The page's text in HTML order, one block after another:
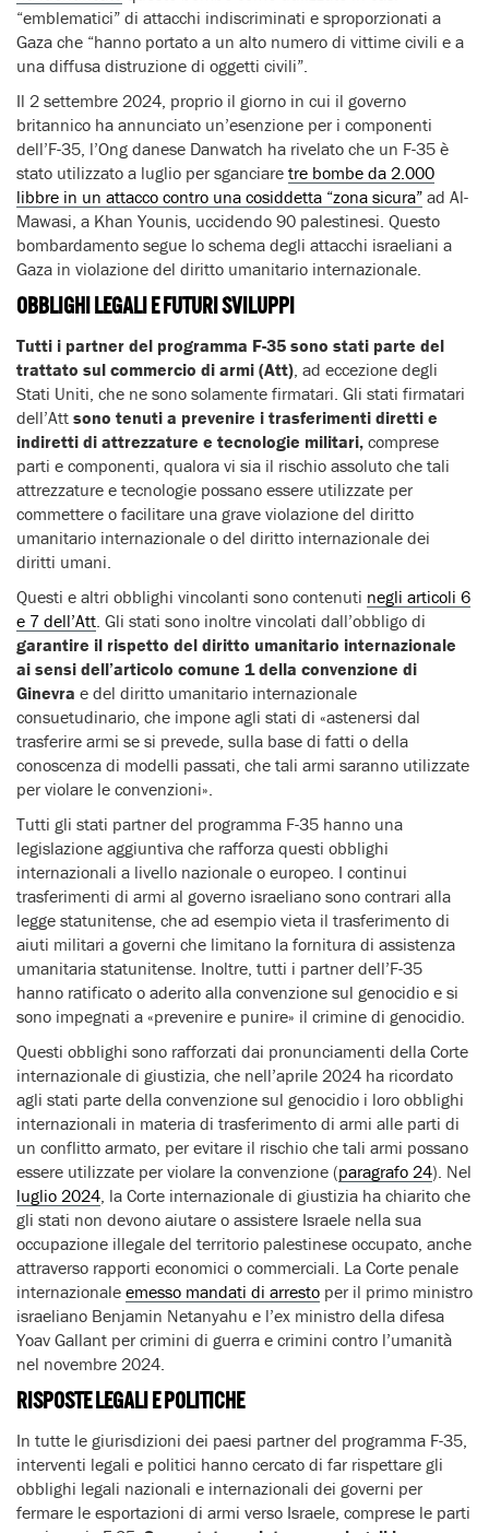
“emblematici” di attacchi indiscriminati e sproporzionati a
Gaza che “hanno portato a un alto numero di vittime civili e a
una diffusa distruzione di oggetti civili”.
Il 2 settembre 2024, proprio il giorno in cui il governo
britannico ha annunciato un’esenzione per i componenti
dell’F-35, l’Ong danese Danwatch ha rivelato che un F-35 è
stato utilizzato a luglio per sganciare tre bombe da 2.000
libbre in un attacco contro una cosiddetta “zona sicura” ad Al-
Mawasi, a Khan Younis, uccidendo 90 palestinesi. Questo
bombardamento segue lo schema degli attacchi israeliani a
Gaza in violazione del diritto umanitario internazionale.
OBBLIGHI LEGALI E FUTURI SVILUPPI
Tutti i partner del programma F-35 sono stati parte del
trattato sul commercio di armi (Att), ad eccezione degli
Stati Uniti, che ne sono solamente firmatari. Gli stati firmatari
dell’Att sono tenuti a prevenire i trasferimenti diretti e
indiretti di attrezzature e tecnologie militari, comprese
parti e componenti, qualora vi sia il rischio assoluto che tali
attrezzature e tecnologie possano essere utilizzate per
commettere o facilitare una grave violazione del diritto
umanitario internazionale o del diritto internazionale dei
diritti umani.
Questi e altri obblighi vincolanti sono contenuti negli articoli 6
e 7 dell’Att. Gli stati sono inoltre vincolati dall’obbligo di
garantire il rispetto del diritto umanitario internazionale
ai sensi dell’articolo comune 1 della convenzione di
Ginevra e del diritto umanitario internazionale
consuetudinario, che impone agli stati di «astenersi dal
trasferire armi se si prevede, sulla base di fatti o della
conoscenza di modelli passati, che tali armi saranno utilizzate
per violare le convenzioni».
Tutti gli stati partner del programma F-35 hanno una
legislazione aggiuntiva che rafforza questi obblighi
internazionali a livello nazionale o europeo. I continui
trasferimenti di armi al governo israeliano sono contrari alla
legge statunitense, che ad esempio vieta il trasferimento di
aiuti militari a governi che limitano la fornitura di assistenza
umanitaria statunitense. Inoltre, tutti i partner dell’F-35
hanno ratificato o aderito alla convenzione sul genocidio e si
sono impegnati a «prevenire e punire» il crimine di genocidio.
Questi obblighi sono rafforzati dai pronunciamenti della Corte
internazionale di giustizia, che nell’aprile 2024 ha ricordato
agli stati parte della convenzione sul genocidio i loro obblighi
internazionali in materia di trasferimento di armi alle parti di
un conflitto armato, per evitare il rischio che tali armi possano
essere utilizzate per violare la convenzione (paragrafo 24). Nel
luglio 2024, la Corte internazionale di giustizia ha chiarito che
gli stati non devono aiutare o assistere Israele nella sua
occupazione illegale del territorio palestinese occupato, anche
attraverso rapporti economici o commerciali. La Corte penale
internazionale emesso mandati di arresto per il primo ministro
israeliano Benjamin Netanyahu e l’ex ministro della difesa
Yoav Gallant per crimini di guerra e crimini contro l’umanità
nel novembre 2024.
RISPOSTE LEGALI E POLITICHE
In tutte le giurisdizioni dei paesi partner del programma F-35,
interventi legali e politici hanno cercato di far rispettare gli
obblighi legali nazionali e internazionali dei governi per
fermare le esportazioni di armi verso Israele, comprese le parti